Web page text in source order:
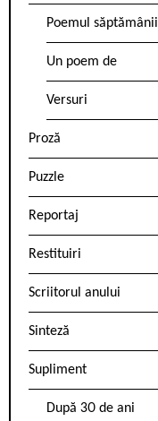
Poemul săptămânii
Un poem de
Versuri
Proză
Puzzle
Reportaj
Restituiri
Scriitorul anului
Sinteză
Supliment
După 30 de ani